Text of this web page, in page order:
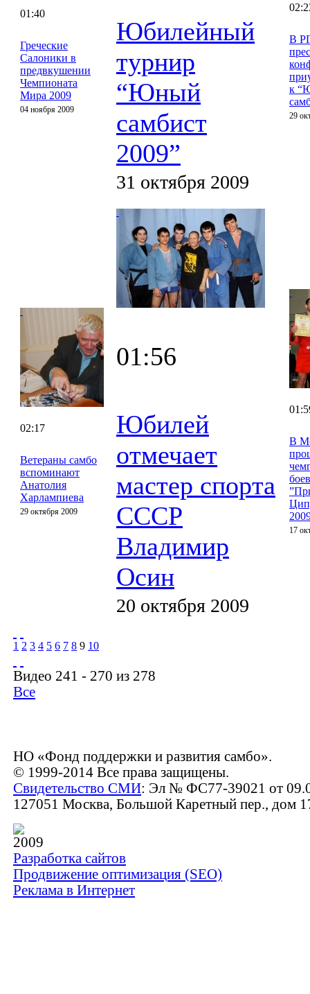
01:40
Греческие
Салоники в
предвкушении
Чемпионата
Мира 2009
04 ноября 2009
Юбилейный
турнир
“Юный
самбист
2009”
31 октября 2009
В
к
29
02:17
Ветераны самбо
вспоминают
Анатолия
Харлампиева
29 октября 2009
01:56
Юбилей
отмечает
мастер спорта
СССР
Владимир
Осин
20 октября 2009
В
17
1 2 3 4 5 6 7 8 9 10
Видео 241 - 270 из 278
Все
НО «Фонд поддержки и развития самбо».
© 1999-2014 Все права защищены.
Свидетельство СМИ: Эл № ФС77-39021 от
127051 Москва, Большой Каретный пер., дом
2009
Разработка сайтов
Продвижение оптимизация (SEO)
Реклама в Интернет